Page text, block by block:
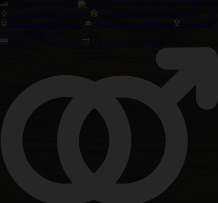
Cali Weed Variedades
Precision F1 Hybrids
Variedades con Alto THC
Marihuana de Alto Rendimiento
Cannabis para Relajarse
Variedades con CBD alto
Ganadores
de la Cannabis Cup
Clásicos de Amsterdam
El Mejor Sabor y Aroma